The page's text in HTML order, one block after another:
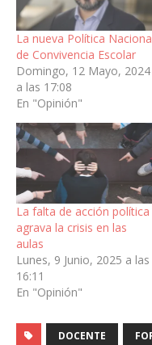
La nueva Política
de Convivencia Escolar
Domingo, 12 Mayo, 2024
a las 17:08
En "Opinión"
La falta de acción política
agrava la crisis en las
aulas
Lunes, 9 Junio, 2025 a las
16:11
En "Opinión"
DOCENTE